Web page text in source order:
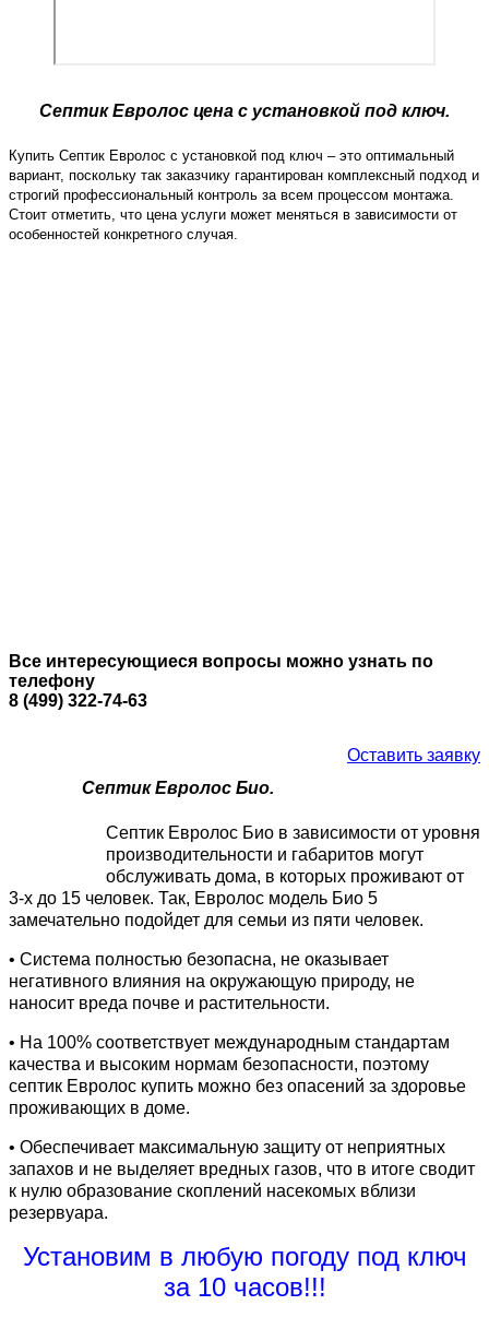
Септик Евролос цена с установкой под ключ.
Купить Септик Евролос с установкой под ключ – это оптимальный
вариант, поскольку так заказчику гарантирован комплексный подход и
строгий профессиональный контроль за всем процессом монтажа.
Стоит отметить, что цена услуги может меняться в зависимости от
особенностей конкретного случая.
Все интересующиеся вопросы можно узнать по
телефону
8 (499) 322-74-63
Оставить заявку
Септик Евролос Био.
Септик Евролос Био в зависимости от уровня
производительности и габаритов могут
обслуживать дома, в которых проживают от
3-х до 15 человек. Так, Евролос модель Био 5
замечательно подойдет для семьи из пяти человек.
• Система полностью безопасна, не оказывает
негативного влияния на окружающую природу, не
наносит вреда почве и растительности.
• На 100% соответствует международным стандартам
качества и высоким нормам безопасности, поэтому
септик Евролос купить можно без опасений за здоровье
проживающих в доме.
• Обеспечивает максимальную защиту от неприятных
запахов и не выделяет вредных газов, что в итоге сводит
к нулю образование скоплений насекомых вблизи
резервуара.
Установим в любую погоду под ключ
за 10 часов!!!